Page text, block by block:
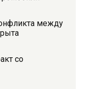
между
со